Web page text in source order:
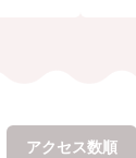
アクセス数順